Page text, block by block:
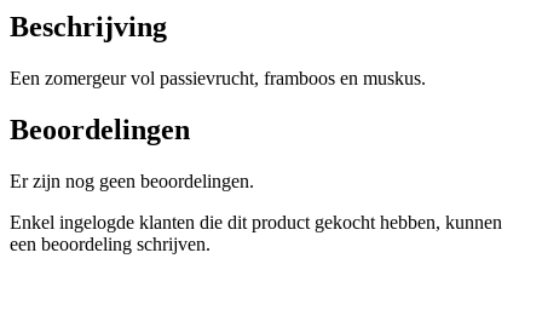
Beschrijving
Een zomergeur vol passievrucht, framboos en muskus.
Beoordelingen
Er zijn nog geen beoordelingen.
Enkel ingelogde klanten die dit product gekocht hebben, kunnen
een beoordeling schrijven.